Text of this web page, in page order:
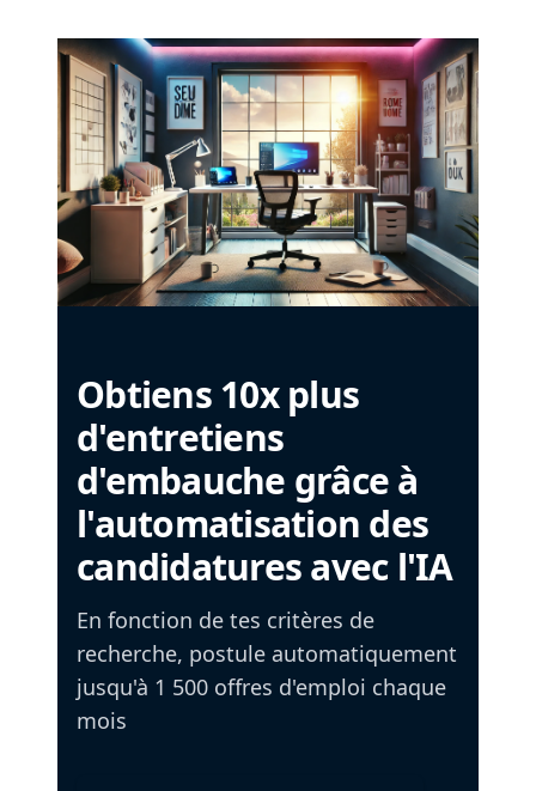
Obtiens 10x plus
d'entretiens
d'embauche grâce à
l'automatisation des
candidatures avec l'IA
En fonction de tes critères de
recherche, postule automatiquement
jusqu'à 1 500 offres d'emploi chaque
mois